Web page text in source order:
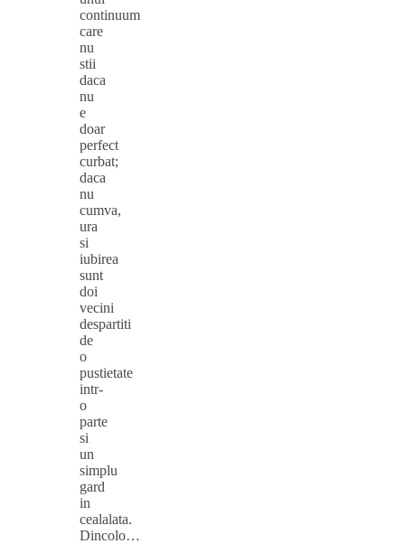
continuum
care
nu
stii
daca
nu
e
doar
perfect
curbat;
daca
nu
cumva,
ura
si
iubirea
sunt
doi
vecini
despartiti
de
o
pustietate
intr-
o
parte
si
un
simplu
gard
in
cealalata.
Dincolo…